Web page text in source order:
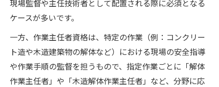
現場監督や主任技術者として配置される際に必須となる
ケースが多いです。
一方、作業主任者資格は、特定の作業（例：コンクリー
ト造や木造建築物の解体など）における現場の安全指導
や作業手順の監督を担うもので、指定作業ごとに「解体
作業主任者」や「木造解体作業主任者」など、分野に応